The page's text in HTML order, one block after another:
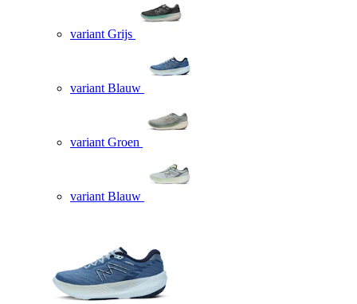
variant Grijs
variant Blauw
variant Groen
variant Blauw